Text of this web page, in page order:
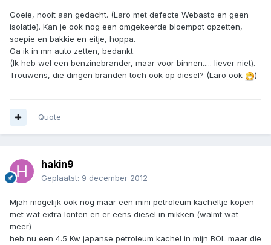
Goeie, nooit aan gedacht. (Laro met defecte Webasto en geen
isolatie). Kan je ook nog een omgekeerde bloempot opzetten,
soepie en bakkie en eitje, hoppa.
Ga ik in mn auto zetten, bedankt.
(Ik heb wel een benzinebrander, maar voor binnen..... liever niet).
Trouwens, die dingen branden toch ook op diesel? (Laro ook
)
Quote
hakin9
Geplaatst: 9 december 2012
Mjah mogelijk ook nog maar een mini petroleum kacheltje kopen
met wat extra lonten en er eens diesel in mikken (walmt wat
meer)
heb nu een 4.5 Kw japanse petroleum kachel in mijn BOL maar die